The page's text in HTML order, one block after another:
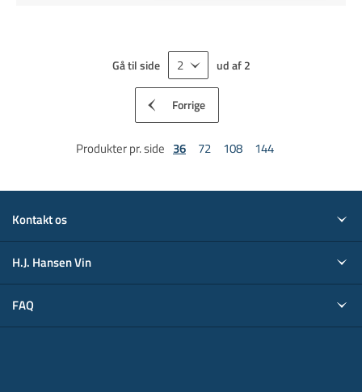
Forrige
Gå til side ud af 2
Produkter pr. side 36 72 108 144
Kontakt os
H.J. Hansen Vin
FAQ